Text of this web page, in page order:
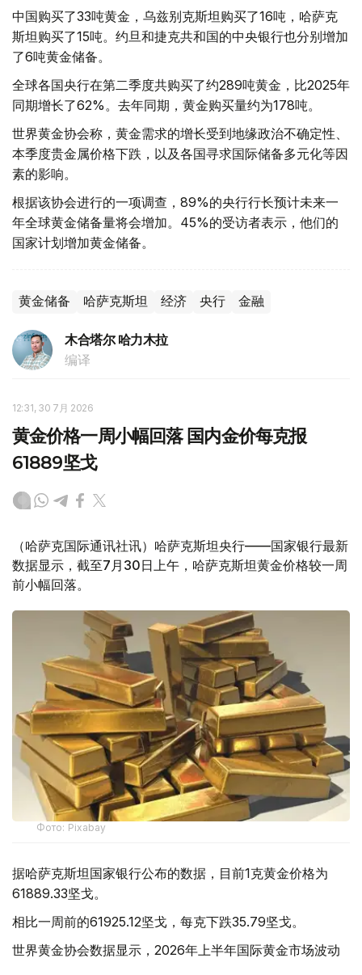
中国购买了33吨黄金，乌兹别克斯坦购买了16吨，哈萨克
斯坦购买了15吨。约旦和捷克共和国的中央银行也分别增加
了6吨黄金储备。
全球各国央行在第二季度共购买了约289吨黄金，比2025年
同期增长了62%。去年同期，黄金购买量约为178吨。
世界黄金协会称，黄金需求的增长受到地缘政治不确定性、
本季度贵金属价格下跌，以及各国寻求国际储备多元化等因
素的影响。
根据该协会进行的一项调查，89%的央行行长预计未来一
年全球黄金储备量将会增加。45%的受访者表示，他们的
国家计划增加黄金储备。
黄金储备 哈萨克斯坦 经济 央行 金融
木合塔尔 哈力木拉
编译
12:31, 30 7月 2026
黄金价格一周小幅回落 国内金价每克报
61889坚戈
（哈萨克国际通讯社讯）哈萨克斯坦央行——国家银行最新
数据显示，截至7月30日上午，哈萨克斯坦黄金价格较一周
前小幅回落。
Фото: Pixabay
据哈萨克斯坦国家银行公布的数据，目前1克黄金价格为
61889.33坚戈。
相比一周前的61925.12坚戈，每克下跌35.79坚戈。
世界黄金协会数据显示，2026年上半年国际黄金市场波动